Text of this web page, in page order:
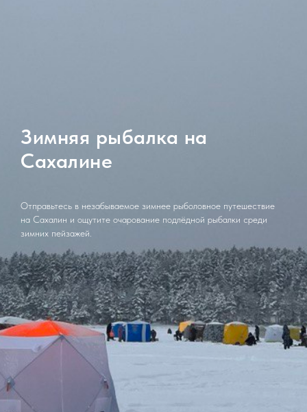
Зимняя рыбалка на
Сахалине
Отправьтесь в незабываемое зимнее рыболовное путешествие
на Сахалин и ощутите очарование подлёдной рыбалки среди
зимних пейзажей.